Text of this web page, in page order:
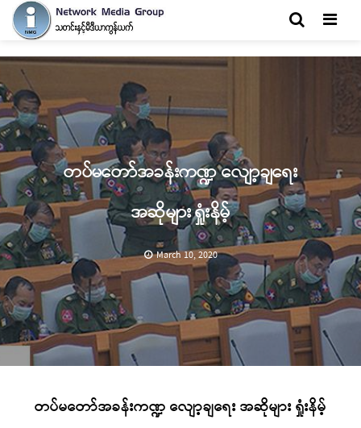
တပ်မတော်အခန်းကဏ္ဍ လျော့ချရေး
အဆိုများ ရှုံးနိမ့်
March 10, 2020
တပ်မတော်အခန်းကဏ္ဍ လျော့ချရေး အဆိုများ ရှုံးနိမ့်